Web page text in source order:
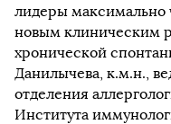
лидеры максимально
новым клиническим
хронической
Данилычева, к.м.н.,
отделения
Института